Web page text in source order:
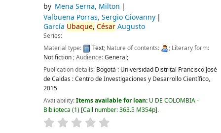
by Mena Serna, Milton
Valbuena Porras, Sergio Giovanny
García Ubaque, CésarAugusto
Series:
Material type:
Text; Nature of contents:
; Literary form:
Not fiction; Audience:General;
Publication details: Bogotá : Universidad Distrital Francisco José
de Caldas : Centro de Investigaciones y Desarrollo Científico,
2015
Availability:Items available for loan: U DE COLOMBIA -
Biblioteca (1) Call number:363.5 M354p .